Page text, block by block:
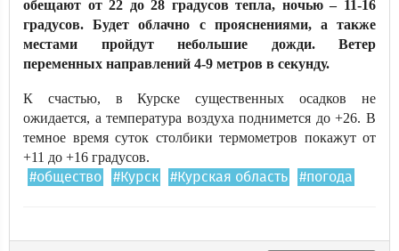
обещают от 22 до 28 градусов тепла, ночью – 11-16
градусов. Будет облачно с прояснениями, а также
местами пройдут небольшие дожди. Ветер
переменных направлений 4-9 метров в секунду.
К счастью, в Курске существенных осадков не
ожидается, а температура воздуха поднимется до +26. В
темное время суток столбики термометров покажут от
+11 до +16 градусов.
#общество #Курск #Курская область #погода